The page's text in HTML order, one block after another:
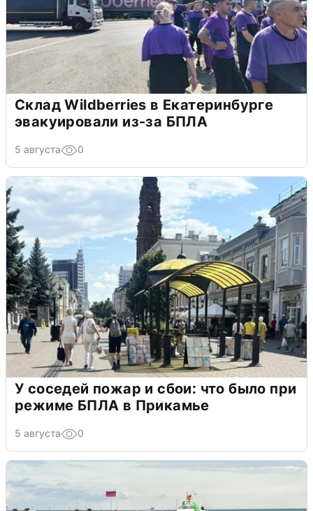
Склад Wildberries в Екатеринбурге
эвакуировали из-за БПЛА
5 августа 0
У соседей пожар и сбои: что было при
режиме БПЛА в Прикамье
5 августа 0